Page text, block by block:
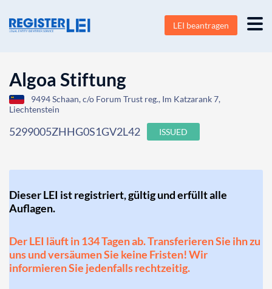
LEI beantragen
Algoa Stiftung
9494 Schaan, c/o Forum Trust reg., Im Katzarank 7,
Liechtenstein
5299005ZHHG0S1GV2L42 ISSUED
Dieser LEI ist registriert, gültig und erfüllt alle
Auflagen.
Der LEI läuft in 134 Tagen ab. Transferieren Sie ihn zu
uns und versäumen Sie keine Fristen! Wir
informieren Sie jedenfalls rechtzeitig.